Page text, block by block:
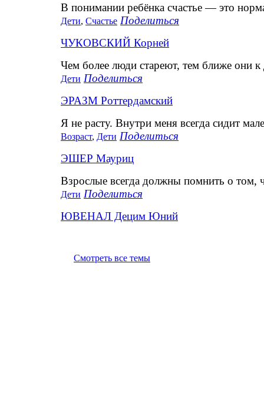
В понимании ребёнка счастье — это
Дети, Счастье Поделиться
ЧУКОВСКИЙ Корней
Чем более люди стареют, тем ближе они к
Дети Поделиться
ЭРАЗМ Роттердамский
Я не расту. Внутри меня всегда сидит
Возраст, Дети Поделиться
ЭШЕР Мауриц
Взрослые всегда должны помнить о том,
Дети Поделиться
ЮВЕНАЛ Децим Юний
Смотреть все темы